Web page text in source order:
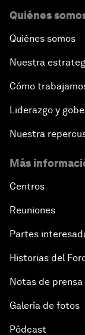
Quiénes
Quiénes somos
Nuestra
Cómo
Liderazgo y
Nuestra
Más
Centros
Reuniones
Partes
Historias del
Notas de prensa
Galería de fotos
Pódcast